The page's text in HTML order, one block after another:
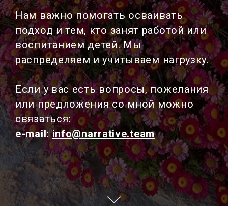
Нам важно помогать осваивать
подход и тем, кто занят работой или
воспитанием детей. Мы
распределяем и учитываем нагрузку.
Если у вас есть вопросы, пожелания
или предложения со мной можно
связаться:
e-mail:info@narrative.team